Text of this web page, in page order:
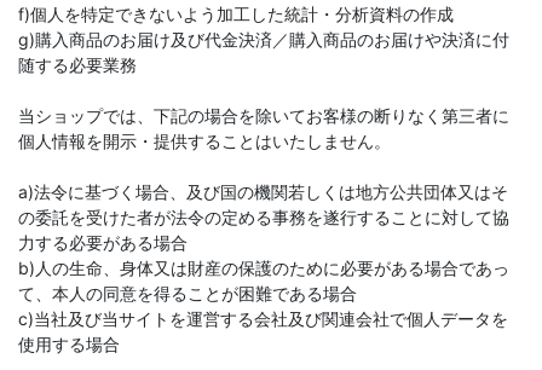
f)個人を特定できないよう加工した統計・分析資料の作成
g)購入商品のお届け及び代金決済／購入商品のお届けや決済に付
随する必要業務
当ショップでは、下記の場合を除いてお客様の断りなく第三者に
個人情報を開示・提供することはいたしません。
a)法令に基づく場合、及び国の機関若しくは地方公共団体又はそ
の委託を受けた者が法令の定める事務を遂行することに対して協
力する必要がある場合
b)人の生命、身体又は財産の保護のために必要がある場合であっ
て、本人の同意を得ることが困難である場合
c)当社及び当サイトを運営する会社及び関連会社で個人データを
使用する場合